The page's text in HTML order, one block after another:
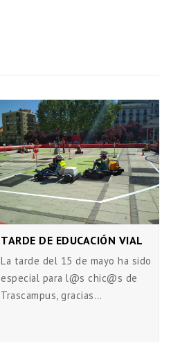
TARDE DE EDUCACIÓN VIAL
La tarde del 15 de mayo ha sido
especial para l@s chic@s de
Trascampus, gracias…